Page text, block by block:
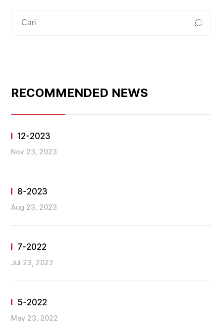
RECOMMENDED NEWS
12-2023
Nov 23, 2023
8-2023
Aug 23, 2023
7-2022
Jul 23, 2022
5-2022
May 23, 2022